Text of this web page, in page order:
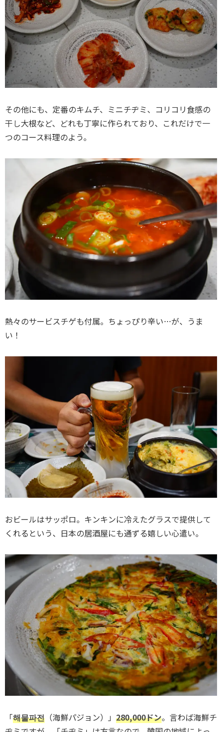
その他にも、定番のキムチ、ミニチヂミ、コリコリ食感の
干し大根など、どれも丁寧に作られており、これだけで一
つのコース料理のよう。
熱々のサービスチゲも付属。ちょっぴり辛い…が、うま
い！
おビールはサッポロ。キンキンに冷えたグラスで提供して
くれるという、日本の居酒屋にも通ずる嬉しい心遣い。
「해물파전 （海鮮パジョン）」 280,000ドン。言わば海鮮チ